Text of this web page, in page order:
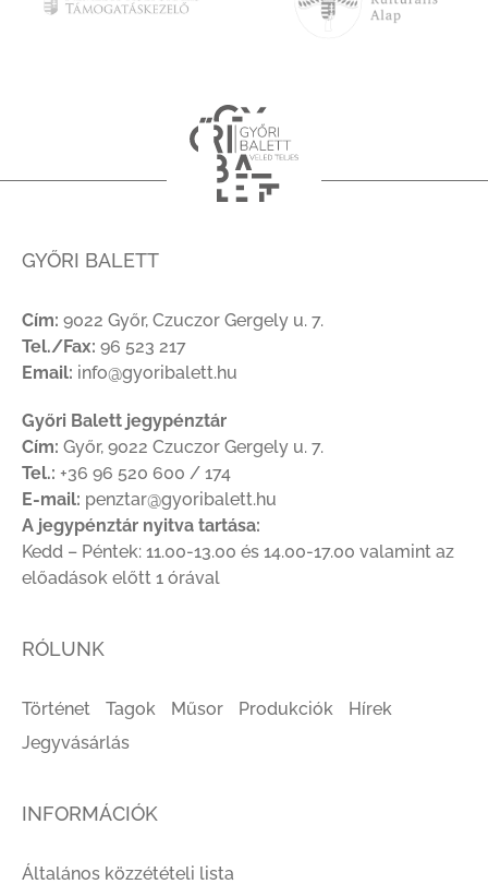
GYŐRI BALETT
Cím: 9022 Győr, Czuczor Gergely u. 7.
Tel./Fax: 96 523 217
Email: info@gyoribalett.hu
Győri Balett jegypénztár
Cím: Győr, 9022 Czuczor Gergely u. 7.
Tel.: +36 96 520 600 / 174
E-mail: penztar@gyoribalett.hu
A jegypénztár nyitva tartása:
Kedd – Péntek: 11.00-13.00 és 14.00-17.00 valamint az
előadások előtt 1 órával
RÓLUNK
Történet Tagok Műsor Produkciók
Hírek
Jegyvásárlás
INFORMÁCIÓK
Általános közzétételi lista